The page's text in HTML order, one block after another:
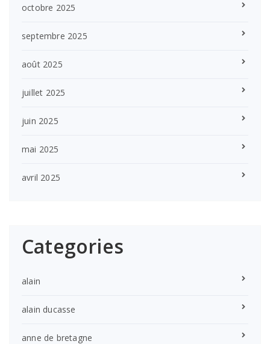
octobre 2025
septembre 2025
août 2025
juillet 2025
juin 2025
mai 2025
avril 2025
Categories
alain
alain ducasse
anne de bretagne